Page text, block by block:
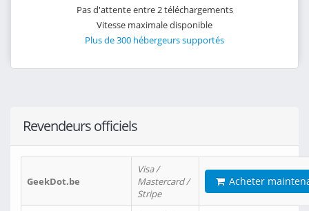
Pas d'attente entre 2 téléchargements
Vitesse maximale disponible
Plus de 300 hébergeurs supportés
Revendeurs officiels
GeekDot.be
Visa /
Mastercard /
Stripe
Acheter